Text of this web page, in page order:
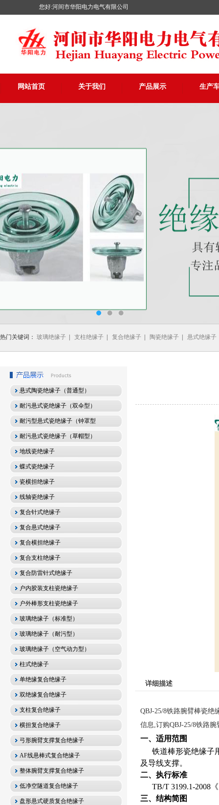
您好:河间市华阳电力电气有限公司
网站首页 关于我们 产品展示 生产
热门关键词： 玻璃绝缘子 支柱绝缘子 复合绝缘子 陶瓷绝缘子 悬式绝缘子
悬式陶瓷绝缘子（普通型）
耐污悬式瓷绝缘子（双伞型）
耐污型悬式瓷绝缘子（钟罩型
耐污悬式瓷绝缘子（草帽型）
地线瓷绝缘子
蝶式瓷绝缘子
瓷横担绝缘子
线轴瓷绝缘子
复合针式绝缘子
复合悬式绝缘子
复合横担绝缘子
复合支柱绝缘子
复合防雷针式绝缘子
户内胶装支柱瓷绝缘子
户外棒形支柱瓷绝缘子
玻璃绝缘子（标准型）
玻璃绝缘子（耐污型）
玻璃绝缘子（空气动力型）
柱式绝缘子
单绝缘复合绝缘子
双绝缘复合绝缘子
支柱复合绝缘子
横担复合绝缘子
弓形腕臂支撑复合绝缘子
AF线悬棒式复合绝缘子
整体腕臂支撑复合绝缘子
低净空隧道复合绝缘子
盘形悬式硬质复合绝缘子
详细描述
QBJ-25/8铁路腕臂棒瓷绝
信息,订购QBJ-25/8铁路
一、适用范围
铁道棒形瓷绝缘子
及导线支撑。
二、执行标准
TB/T 3199.1-2008
三、结构简图